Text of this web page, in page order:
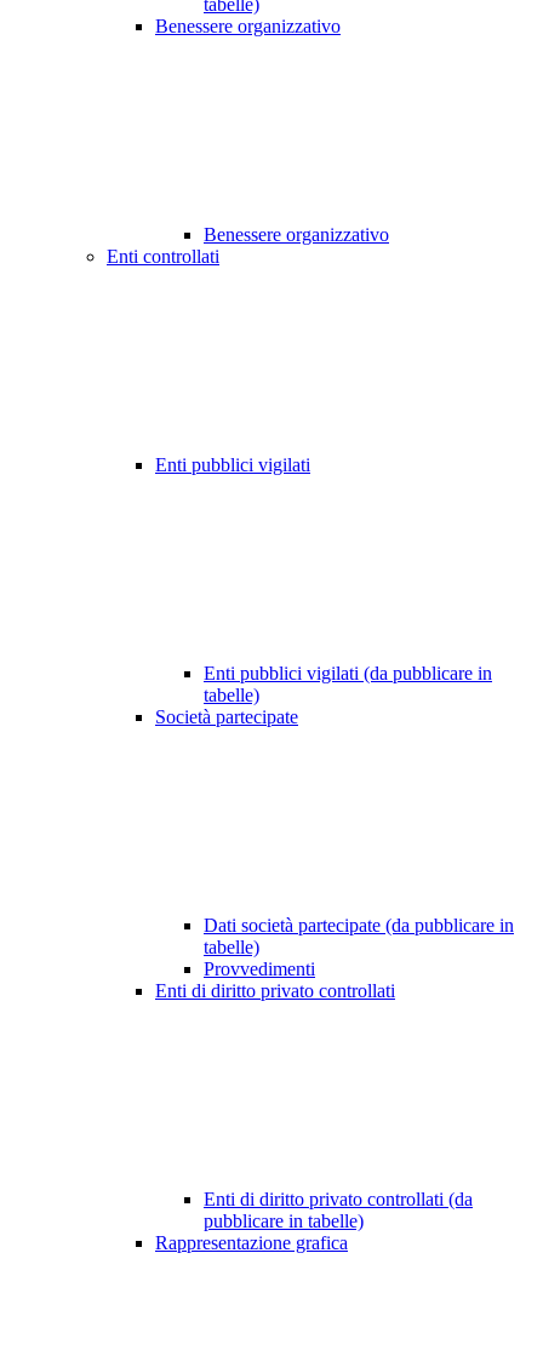
tabelle)
Benessere organizzativo
Benessere organizzativo
Enti controllati
Enti pubblici vigilati
Enti pubblici vigilati (da pubblicare in
tabelle)
Società partecipate
Dati società partecipate (da pubblicare in
tabelle)
Provvedimenti
Enti di diritto privato controllati
Enti di diritto privato controllati (da
pubblicare in tabelle)
Rappresentazione grafica